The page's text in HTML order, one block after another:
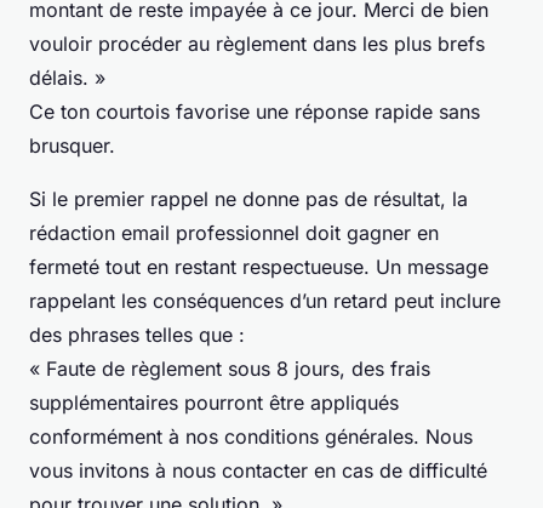
montant de reste impayée à ce jour. Merci de bien
vouloir procéder au règlement dans les plus brefs
délais. »
Ce ton courtois favorise une réponse rapide sans
brusquer.
Si le premier rappel ne donne pas de résultat, la
rédaction email professionnel doit gagner en
fermeté tout en restant respectueuse. Un message
rappelant les conséquences d’un retard peut inclure
des phrases telles que :
« Faute de règlement sous 8 jours, des frais
supplémentaires pourront être appliqués
conformément à nos conditions générales. Nous
vous invitons à nous contacter en cas de difficulté